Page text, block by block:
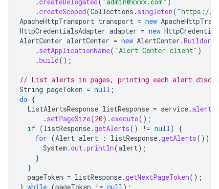
.createScoped(Collections . singleton( "https://
ApacheHttpTransport transport = new
HttpCredentialsAdapter adapter = new
AlertCenter alertCenter = new AlertCenter .Builder
. setApplicationName( "Alert Center client" )
.build();
// List alerts in pages, printing each alert
String pageToken = null ;
do {
ListAlertsResponse listResponse = service.alerts
. setPageSize(20). execute();
if (listResponse.getAlerts() != null)
{
for (Alert alert : listResponse.getAlerts())
System .out.println(alert);
}
}
pageToken = listResponse.getNextPageToken();
} while (pageToken != null);